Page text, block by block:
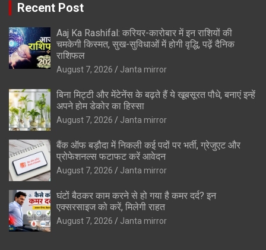
Recent Post
Aaj Ka Rashifal: करियर-कारोबार में इन राशियों की
चमकेगी किस्मत, सुख-सुविधाओं में होगी वृद्धि, पढ़ें दैनिक
राशिफल
August 7, 2026 Janta mirror
बिना मिट्टी और मेंटेनेंस के बढ़ते हैं ये खूबसूरत पौधे, बनाएं इन्‍हें
अपने होम डेकोर का हिस्‍सा
August 7, 2026 Janta mirror
बैंक ऑफ बड़ौदा में निकली कई पदों पर भर्ती, ग्रेजुएट और
प्रोफेशनल्स फटाफट करें आवेदन
August 7, 2026 Janta mirror
घंटों बैठकर काम करने से हो गया है कमर दर्द? इन
एक्सरसाइज को करें, मिलेगी राहत
August 7, 2026 Janta mirror